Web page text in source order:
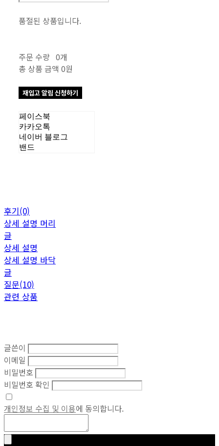
품절된 상품입니다.
주문 수량 0개
총 상품 금액 0원
재입고 알림 신청하기
페이스북
카카오톡
네이버 블로그
밴드
후기(0)
상세 설명 머리
글
상세 설명
상세 설명 바닥
글
질문(10)
관련 상품
글쓴이
이메일
비밀번호
비밀번호 확인
개인정보 수집 및 이용에 동의합니다.